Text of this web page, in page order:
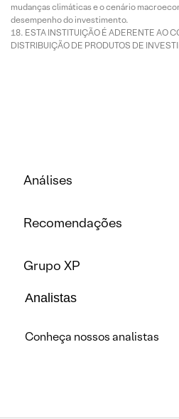
mudanças climáticas e o cenário
desempenho do investimento.
ESTA INSTITUIÇÃO É ADERENTE AO
DISTRIBUIÇÃO DE PRODUTOS DE
Análises
Recomendações
Grupo XP
Analistas
Conheça nossos analistas